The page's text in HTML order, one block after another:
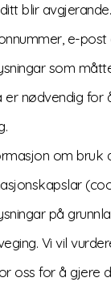
blir avgjerande.
e-
som
er nødvendig for
om bruk
på
Vi vil
oss for å gjere